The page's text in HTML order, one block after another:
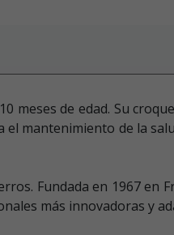
de edad. Su
mantenimiento de la
Fundada en 1967 en
más innovadoras y